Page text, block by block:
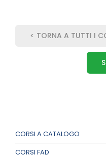
CORSI A CATALOGO
CORSI FAD
< TORNA A TUTTI I